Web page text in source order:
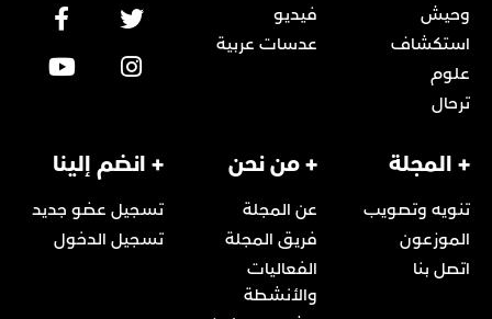
وحيش
استكشاف
علوم
ترحال
فيديو
عدسات عربية
+ المجلة
تنويه وتصويب
الموزعون
اتصل بنا
+ من نحن
عن المجلة
فريق المجلة
الفعاليات
والأنشطة
+ انضم إلينا
تسجيل عضو جديد
تسجيل الدخول